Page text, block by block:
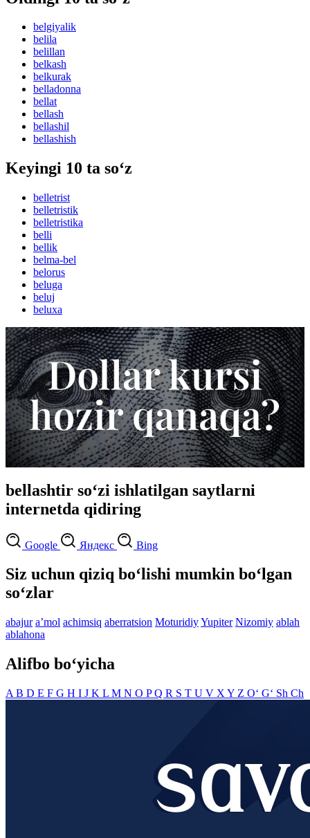
belgiyalik
belila
belillan
belkash
belkurak
belladonna
bellat
bellash
bellashil
bellashish
Keyingi 10 ta so‘z
belletrist
belletristik
belletristika
belli
bellik
belma-bel
belorus
beluga
beluj
beluxa
bellashtir so‘zi ishlatilgan saytlarni
internetda qidiring
Google Яндекс Bing
Siz uchun qiziq bo‘lishi mumkin bo‘lgan
so‘zlar
abajur aʼmol achimsiq aberratsion MoturidiyYupiter Nizomiy ablah
ablahona
Alifbo bo‘yicha
A B D E F G H I J K L M N O PQ R S T U V X Y Z O‘ G‘ Sh Ch